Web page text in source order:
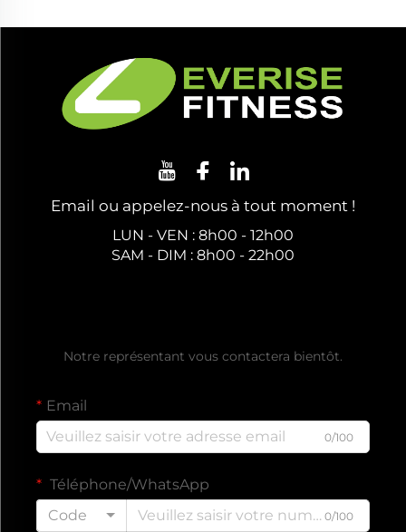
Email ou appelez-nous à tout moment !
LUN - VEN : 8h00 - 12h00
SAM - DIM : 8h00 - 22h00
Notre représentant vous contactera bientôt.
Email
0/100
Téléphone/WhatsApp
Code
0/100